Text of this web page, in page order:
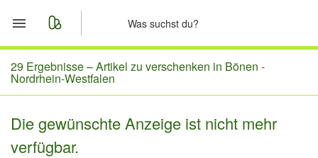
Start
Merkliste
Nachrichten
29 Ergebnisse –Artikel zu verschenken in Bönen -
Nordrhein-Westfalen
Die gewünschte Anzeige ist nicht mehr
verfügbar.